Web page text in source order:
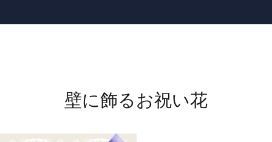
壁に飾るお祝い花